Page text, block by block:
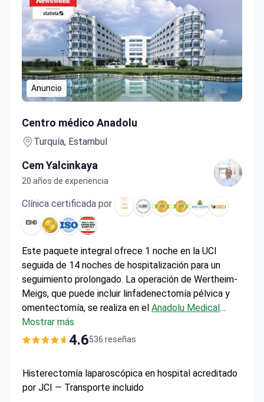
Anuncio
Centro médico Anadolu
Turquía, Estambul
Cem Yalcinkaya
20 años de experiencia
Clínica certificada por
Este paquete integral ofrece 1 noche en la UCI
seguida de 14 noches de hospitalización para un
seguimiento prolongado. La operación de Wertheim-
Meigs, que puede incluir linfadenectomía pélvica y
omentectomía, se realiza en el Anadolu Medical
Center, afiliado a Johns Hopkins. El Dr. Cem
Yalcinkaya, especialista en Ginecología y Oncología
aproximadamente 9.700 $, la tarifa todo incluido
cubre los estudios preoperatorios, la atención
Mostrar más
4.6536 reseñas
Histerectomía laparoscópica en hospital acreditado
por JCI — Transporte incluido